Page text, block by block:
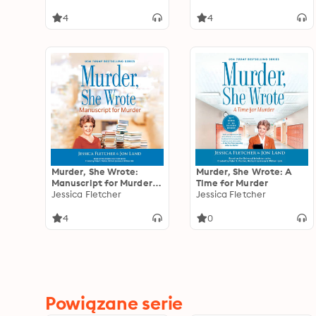
4 4
Murder, She Wrote:
Manuscript for Murder:
Manuscript for Murder
Jessica Fletcher
4
Murder, She Wrote: A
Time for Murder
Jessica Fletcher
0
Powiązane serie